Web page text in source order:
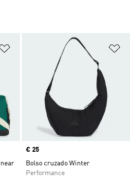
Añadir a la lista de deseos
Precio
€ 25
Bolso cruzado Winter
Performance